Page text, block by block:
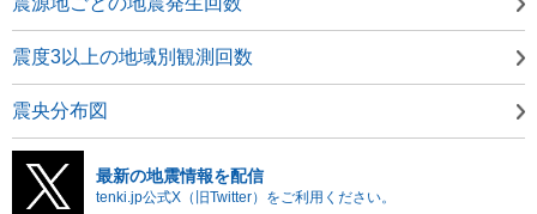
震度3以上の地域別観測回数
震央分布図
最新の地震情報を配信
tenki.jp公式X（旧Twitter）をご利用ください。